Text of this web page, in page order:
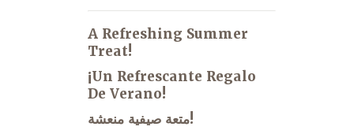
A Refreshing Summer
Treat!
¡Un Refrescante Regalo
De Verano!
متعة صيفية منعشة!